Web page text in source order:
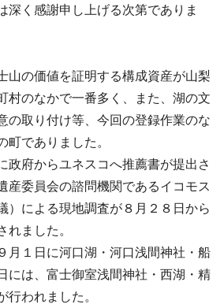
深く感謝申し上げる次第でありま
の価値を証明する構成資産が山梨
村のなかで一番多く、また、湖の文
の取り付け等、今回の登録作業のな
町でありました。
府からユネスコへ推薦書が提出さ
産委員会の諮問機関であるイコモス
）による現地調査が８月２８日から
れました。
月１日に河口湖・河口浅間神社・船
には、富士御室浅間神社・西湖・精
行われました。